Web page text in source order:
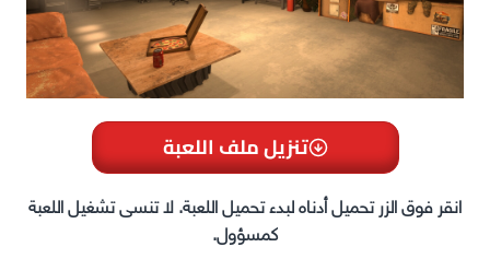
تنزيل ملف اللعبة
انقر فوق الزر تحميل أدناه لبدء تحميل اللعبة. لا تنسى تشغيل اللعبة
كمسؤول.